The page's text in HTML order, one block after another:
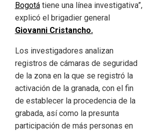
Bogotátiene una línea investigativa”,
explicó el brigadier general
Giovanni Cristancho.
Los investigadores analizan
registros de cámaras de seguridad
de la zona en la que se registró la
activación de la granada, con el fin
de establecer la procedencia de la
grabada, así como la presunta
participación de más personas en